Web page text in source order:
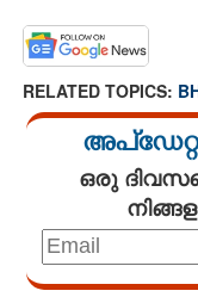
RELATED TOPICS:
ഒരു